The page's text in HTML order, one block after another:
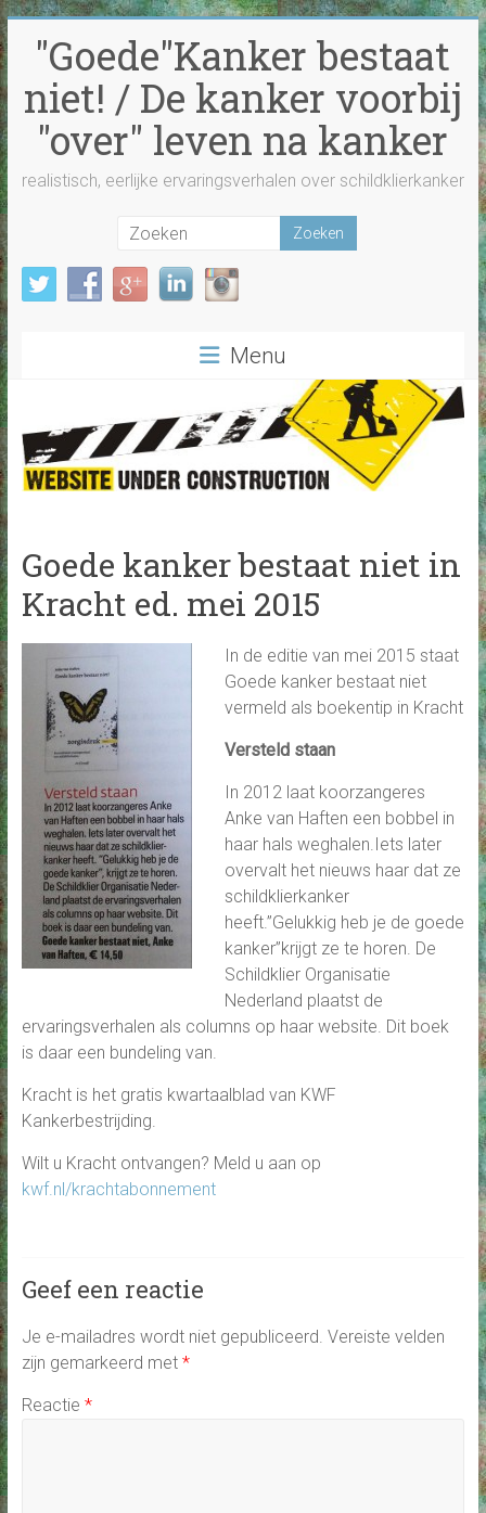
Ga
naar
inhoud"Goede"Kanker bestaat
niet! / De kanker voorbij
"over" leven na kanker
realistisch, eerlijke ervaringsverhalen over schildklierkanker
Menu
Goede kanker bestaat niet in
Kracht ed. mei 2015
In de editie van mei 2015 staat
Goede kanker bestaat niet
vermeld als boekentip in Kracht
Versteld staan
In 2012 laat koorzangeres
Anke van Haften een bobbel in
haar hals weghalen.Iets later
overvalt het nieuws haar dat ze
schildklierkanker
heeft.”Gelukkig heb je de goede
kanker”krijgt ze te horen. De
Schildklier Organisatie
Nederland plaatst de
ervaringsverhalen als columns op haar website. Dit boek
is daar een bundeling van.
Kracht is het gratis kwartaalblad van KWF
Kankerbestrijding.
Wilt u Kracht ontvangen? Meld u aan op
kwf.nl/krachtabonnement
Geef een reactie
Je e-mailadres wordt niet gepubliceerd. Vereiste velden
zijn gemarkeerd met *
Reactie *